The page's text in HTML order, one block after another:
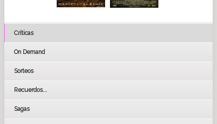
Críticas
On Demand
Sorteos
Recuerdos...
Sagas